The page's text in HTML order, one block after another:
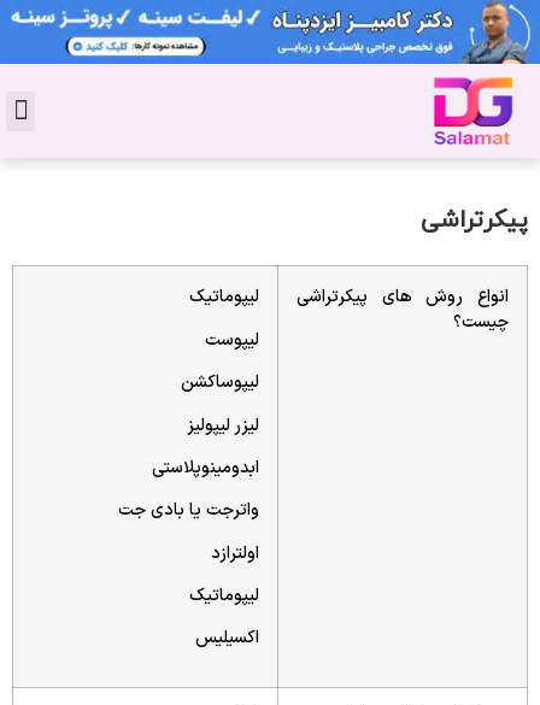
پیکرتراشی
انواع روش های پیکرتراشی
چیست؟
لیپوماتیک
لیپوست
لیپوساکشن
لیزر لیپولیز
ابدومینوپلاستی
واترجت یا بادی جت
اولترازد
لیپوماتیک
اکسیلیس